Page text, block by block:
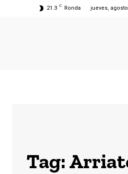
21.3 C Ronda jueves, agosto
Tag: